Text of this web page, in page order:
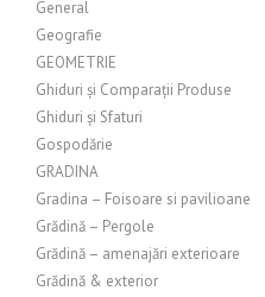
General
Geografie
GEOMETRIE
Ghiduri și Comparații Produse
Ghiduri și Sfaturi
Gospodărie
GRADINA
Gradina – Foisoare si pavilioane
Grădină – Pergole
Grădină – amenajări exterioare
Grădină & exterior